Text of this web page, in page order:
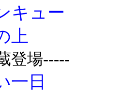
キュー
上
登場-----
一日